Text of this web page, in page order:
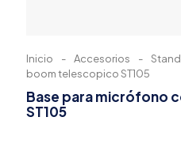
Inicio - Accesorios -
boom telescopico ST105
Base para micrófono
ST105